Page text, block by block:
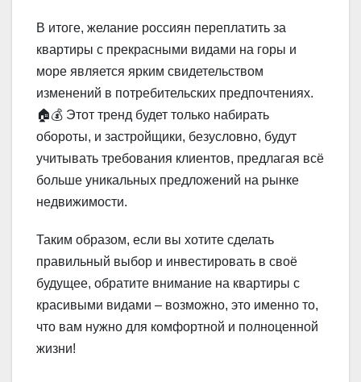
В итоге, желание россиян переплатить за
квартиры с прекрасными видами на горы и
море является ярким свидетельством
изменений в потребительских предпочтениях.
🏠💰 Этот тренд будет только набирать
обороты, и застройщики, безусловно, будут
учитывать требования клиентов, предлагая всё
больше уникальных предложений на рынке
недвижимости.
Таким образом, если вы хотите сделать
правильный выбор и инвестировать в своё
будущее, обратите внимание на квартиры с
красивыми видами – возможно, это именно то,
что вам нужно для комфортной и полноценной
жизни!